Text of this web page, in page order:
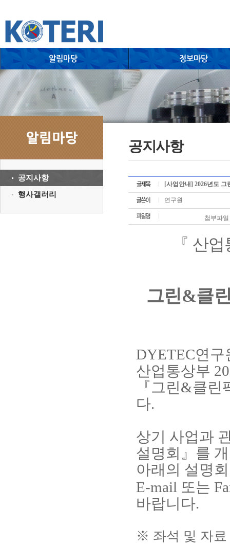
공지사항
행사갤러리
공지사항
[사업안내] 2026년도
연구원
첨부파
『 산
그린&클
DYETEC연구
산업통상부
『그린&클린
다.
상기 사업과
설명회 』 를
아래의 설명
E-mail 또는
바랍니다.
※ 좌석 및 자